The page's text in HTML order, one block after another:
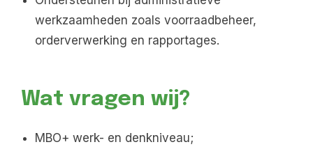
werkzaamheden zoals voorraadbeheer,
orderverwerking en rapportages.
Wat vragen wij?
MBO+ werk- en denkniveau;